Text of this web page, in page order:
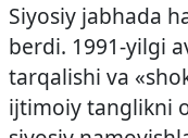
Siyosiy jabhada
berdi. 1991-yilgi
tarqalishi va
ijtimoiy tanglikni